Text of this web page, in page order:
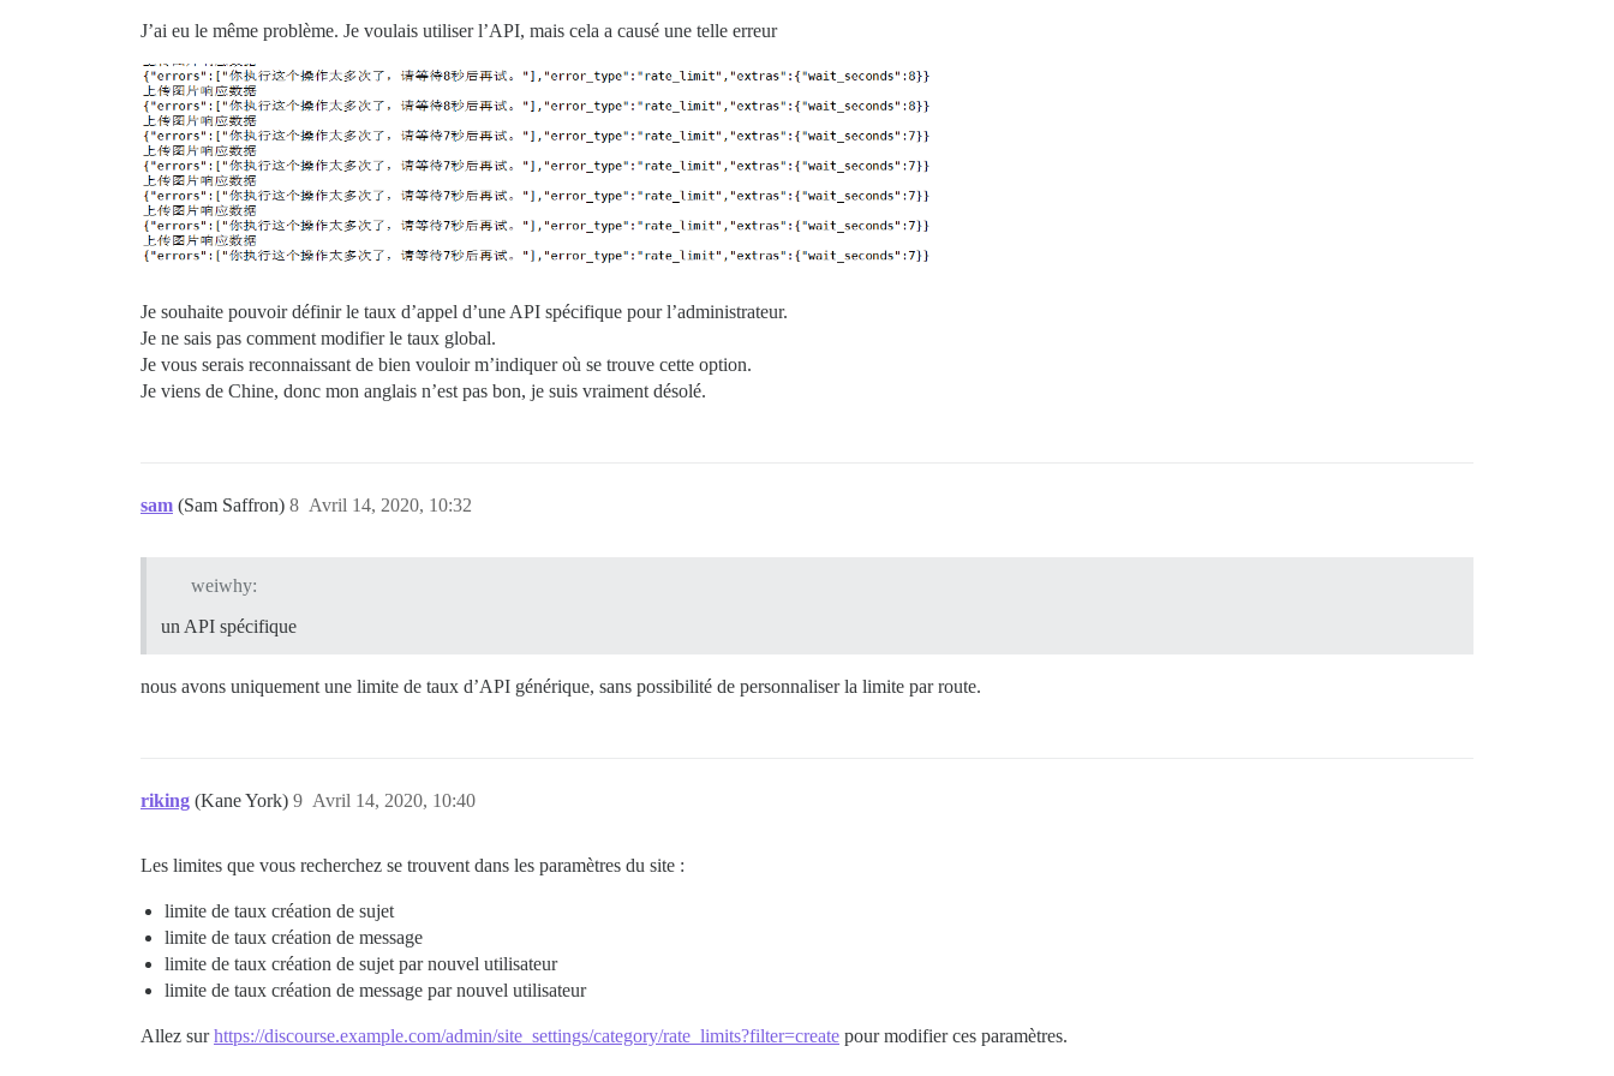
J’ai eu le même problème. Je voulais utiliser l’API, mais cela a causé une telle erreur
Je souhaite pouvoir définir le taux d’appel d’une API spécifique pour l’administrateur.
Je ne sais pas comment modifier le taux global.
Je vous serais reconnaissant de bien vouloir m’indiquer où se trouve cette option.
Je viens de Chine, donc mon anglais n’est pas bon, je suis vraiment désolé.
sam (Sam Saffron) Avril 14, 2020, 10:32
8
weiwhy:
un API spécifique
nous avons uniquement une limite de taux d’API générique, sans possibilité de personnaliser la limite par route.
riking (Kane York) Avril 14, 2020, 10:40
9
Les limites que vous recherchez se trouvent dans les paramètres du site :
limite de taux création de sujet
limite de taux création de message
limite de taux création de sujet par nouvel utilisateur
limite de taux création de message par nouvel utilisateur
Allez surhttps://discourse.example.com/admin/site_settings/category/rate_limits?filter=create pour modifier ces paramètres.